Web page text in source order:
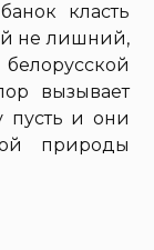
класть
не лишний,
вызывает
пусть и они
природы